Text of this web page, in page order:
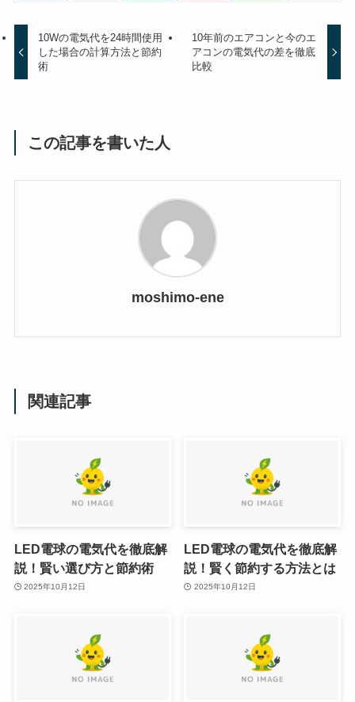
10Wの電気代を24時間使用
した場合の計算方法と節約
術
10年前のエアコンと今のエ
アコンの電気代の差を徹底
比較
この記事を書いた人
moshimo-ene
関連記事
LED電球の電気代を徹底解
説！賢い選び方と節約術
2025年10月12日
LED電球の電気代を徹底解
説！賢く節約する方法とは
2025年10月12日